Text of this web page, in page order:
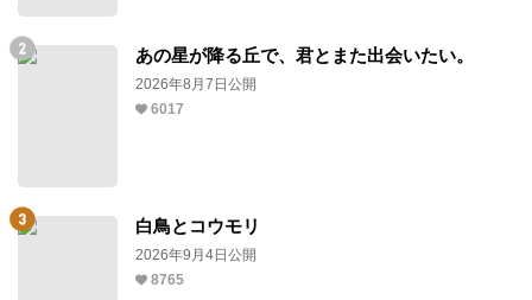
あの星が降る丘で、君とまた出会いたい。
2026年8月7日公開
6017
白鳥とコウモリ
2026年9月4日公開
8765